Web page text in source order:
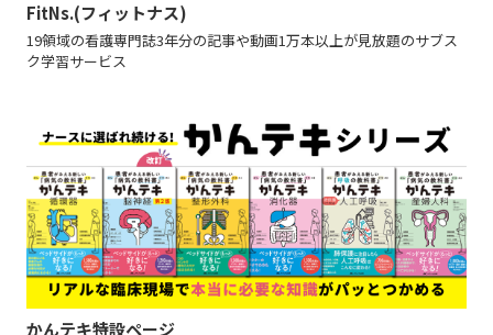
FitNs.(フィットナス)
19領域の看護専門誌3年分の記事や動画1万本以上が見放題のサブス
ク学習サービス
かんテキ特設ページ